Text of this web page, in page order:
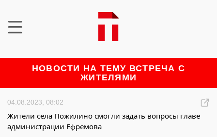
НОВОСТИ НА ТЕМУ ВСТРЕЧА С
ЖИТЕЛЯМИ
04.08.2023, 08:02
Жители села Пожилино смогли задать вопросы главе
администрации Ефремова